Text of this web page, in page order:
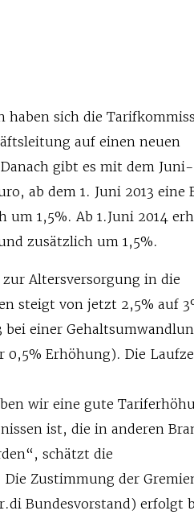
haben sich die
auf einen neuen
gibt es mit dem Juni-
ab dem 1. Juni 2013 eine
um 1,5%. Ab 1.Juni 2014
zusätzlich um 1,5%.
Altersversorgung in die
steigt von jetzt 2,5% auf
einer
Erhöhung). Die
wir eine gute
ist, die in anderen
schätzt die
Zustimmung der
Bundesvorstand) erfolgt